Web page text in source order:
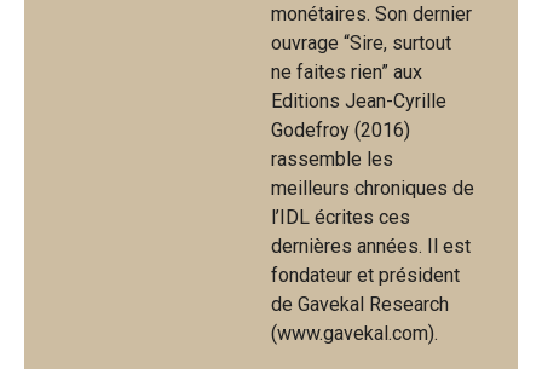
monétaires. Son dernier
ouvrage “Sire, surtout
ne faites rien” aux
Editions Jean-Cyrille
Godefroy (2016)
rassemble les
meilleurs chroniques de
l’IDL écrites ces
dernières années. Il est
fondateur et président
de Gavekal Research
(www.gavekal.com).